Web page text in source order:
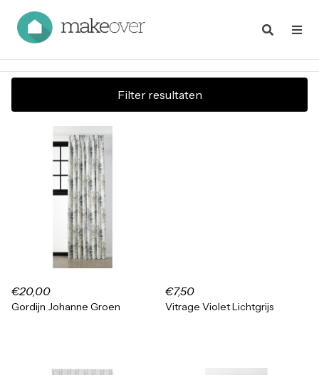
Filter resultaten
€20,00
Gordijn Johanne Groen
€7,50
Vitrage Violet Lichtgrijs